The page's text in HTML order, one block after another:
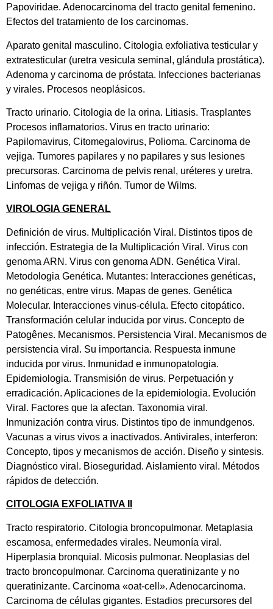
Papoviridae. Adenocarcinoma del tracto genital femenino.
Efectos del tratamiento de los carcinomas.
Aparato genital masculino. Citologia exfoliativa testicular y
extratesticular (uretra vesicula seminal, glándula prostática).
Adenoma y carcinoma de próstata. Infecciones bacterianas
y virales. Procesos neoplásicos.
Tracto urinario. Citologia de la orina. Litiasis. Trasplantes
Procesos inflamatorios. Virus en tracto urinario:
Papilomavirus, Citomegalovirus, Polioma. Carcinoma de
vejiga. Tumores papilares y no papilares y sus lesiones
precursoras. Carcinoma de pelvis renal, uréteres y uretra.
Linfomas de vejiga y riñón. Tumor de Wilms.
VIROLOGIA GENERAL
Definición de virus. Multiplicación Viral. Distintos tipos de
infección. Estrategia de la Multiplicación Viral. Virus con
genoma ARN. Virus con genoma ADN. Genética Viral.
Metodologia Genética. Mutantes: Interacciones genéticas,
no genéticas, entre virus. Mapas de genes. Genética
Molecular. Interacciones vinus-célula. Efecto citopático.
Transformación celular inducida por virus. Concepto de
Patogênes. Mecanismos. Persistencia Viral. Mecanismos de
persistencia viral. Su importancia. Respuesta inmune
inducida por virus. Inmunidad e inmunopatologia.
Epidemiologia. Transmisión de virus. Perpetuación y
erradicación. Aplicaciones de la epidemiologia. Evolución
Viral. Factores que la afectan. Taxonomia viral.
Inmunización contra virus. Distintos tipo de inmundgenos.
Vacunas a virus vivos a inactivados. Antivirales, interferon:
Concepto, tipos y mecanismos de acción. Diseño y sintesis.
Diagnóstico viral. Bioseguridad. Aislamiento viral. Métodos
rápidos de detección.
CITOLOGIA EXFOLIATIVA II
Tracto respiratorio. Citologia broncopulmonar. Metaplasia
escamosa, enfermedades virales. Neumonía viral.
Hiperplasia bronquial. Micosis pulmonar. Neoplasias del
tracto broncopulmonar. Carcinoma queratinizante y no
queratinizante. Carcinoma «oat-cell». Adenocarcinoma.
Carcinoma de células gigantes. Estadios precursores del